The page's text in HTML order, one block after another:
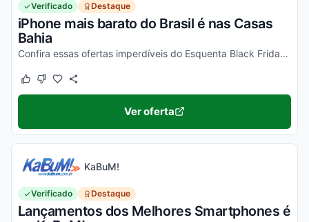
Verificado Destaque
iPhone mais barato do Brasil é nas Casas
Bahia
Confira essas ofertas imperdíveis do Esquenta Black Friday Casas Bahia!
Este cupom funcionou
Este cupom não funcionou
Ver oferta
KaBuM!
Verificado Destaque
Lançamentos dos Melhores Smartphones é